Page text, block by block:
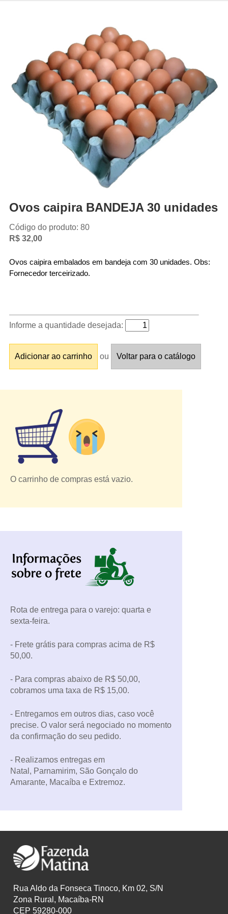
Ovos caipira BANDEJA 30 unidades
Código do produto: 80
R$ 32,00
Ovos caipira embalados em bandeja com 30 unidades. Obs:
Fornecedor terceirizado.
Informe a quantidade desejada:
ou
O carrinho de compras está vazio.
Rota de entrega para o varejo: quarta e
sexta-feira.
- Frete grátis para compras acima de R$
50,00.
- Para compras abaixo de R$ 50,00,
cobramos uma taxa de R$ 15,00.
- Entregamos em outros dias, caso você
precise. O valor será negociado no momento
da confirmação do seu pedido.
- Realizamos entregas em
Natal, Parnamirim, São Gonçalo do
Amarante, Macaíba e Extremoz.